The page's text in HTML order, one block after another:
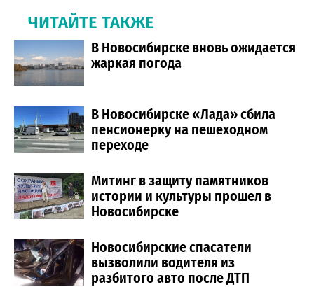
ЧИТАЙТЕ ТАКЖЕ
В Новосибирске вновь ожидается
жаркая погода
В Новосибирске «Лада» сбила
пенсионерку на пешеходном
переходе
Митинг в защиту памятников
истории и культуры прошел в
Новосибирске
Новосибирские спасатели
вызволили водителя из
разбитого авто после ДТП